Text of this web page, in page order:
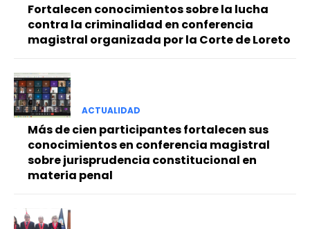
Fortalecen conocimientos sobre la lucha
contra la criminalidad en conferencia
magistral organizada por la Corte de Loreto
ACTUALIDAD
Más de cien participantes fortalecen sus
conocimientos en conferencia magistral
sobre jurisprudencia constitucional en
materia penal